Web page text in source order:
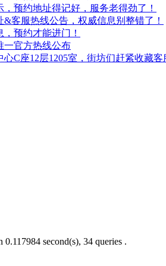
预约地址得记好，服务老得劲了！
客服热线公告，权威信息别整错了！
预约才能进门！
一官方热线公布
C座12层1205室，街坊们赶紧收藏客
0.117984 second(s), 34 queries .